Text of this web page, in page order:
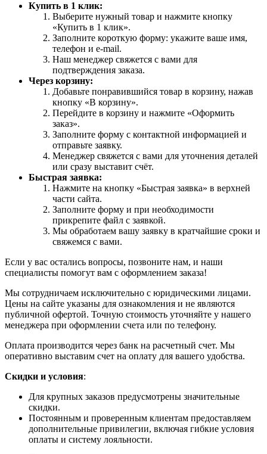
Купить в 1 клик:
Выберите нужный товар и нажмите кнопку
«Купить в 1 клик».
Заполните короткую форму: укажите ваше имя,
телефон и e-mail.
Наш менеджер свяжется с вами для
подтверждения заказа.
Через корзину:
Добавьте понравившийся товар в корзину, нажав
кнопку «В корзину».
Перейдите в корзину и нажмите «Оформить
заказ».
Заполните форму с контактной информацией и
отправьте заявку.
Менеджер свяжется с вами для уточнения деталей
или сразу выставит счёт.
Быстрая заявка:
Нажмите на кнопку «Быстрая заявка» в верхней
части сайта.
Заполните форму и при необходимости
прикрепите файл с заявкой.
Мы обработаем вашу заявку в кратчайшие сроки и
свяжемся с вами.
Если у вас остались вопросы, позвоните нам, и наши
специалисты помогут вам с оформлением заказа!
Мы сотрудничаем исключительно с юридическими лицами.
Цены на сайте указаны для ознакомления и не являются
публичной офертой. Точную стоимость уточняйте у нашего
менеджера при оформлении счета или по телефону.
Оплата производится через банк на расчетный счет. Мы
оперативно выставим счет на оплату для вашего удобства.
Скидки и условия:
Для крупных заказов предусмотрены значительные
скидки.
Постоянным и проверенным клиентам предоставляем
дополнительные привилегии, включая гибкие условия
оплаты и систему лояльности.